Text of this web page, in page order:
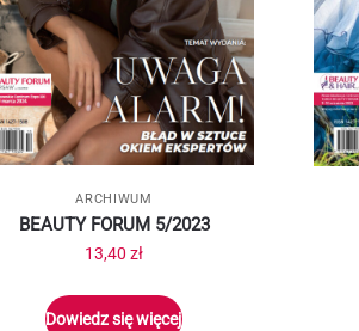
ARCHIWUM
BEAUTY FORUM 5/2023
13,40 zł
Dowiedz się więcej